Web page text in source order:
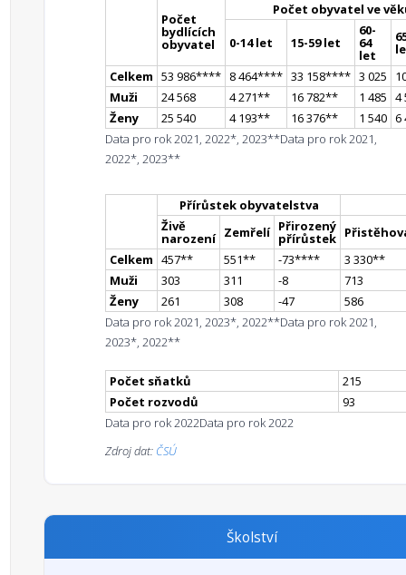
Počet
bydlících
obyvatel
Počet obyvatel ve
0-14 let 15-59 let
60-
64
let
Celkem 53 986**** 8 464**** 33 158**** 3 025
Muži
24 568 4 271** 16 782** 1 485 4
Ženy
25 540 4 193** 16 376** 1 540 6
Data pro rok 2021, 2022*, 2023**Data pro rok 2021,
2022*, 2023**
Přírůstek obyvatelstva
Živě
narození Zemřelí Přirozený
přírůstek
Celkem 457** 551** -73**** 3 330**
Muži
303 311 -8
713
Ženy
261 308 -47
586
Data pro rok 2021, 2023*, 2022**Data pro rok 2021,
2023*, 2022**
Počet sňatků
215
Počet rozvodů
93
Data pro rok 2022Data pro rok 2022
Zdroj dat: ČSÚ
Školství